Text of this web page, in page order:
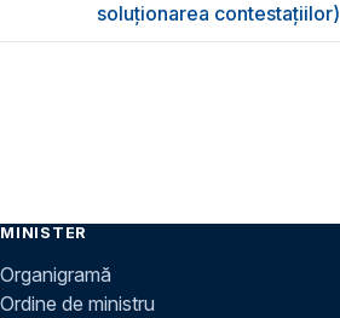
soluționarea contestațiilor)
MINISTER
Organigramă
Ordine de ministru